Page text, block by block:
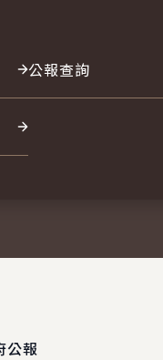
公報查詢
公報